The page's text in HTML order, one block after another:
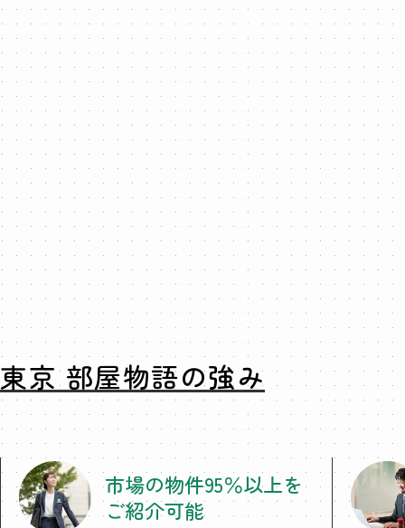
東京 部屋物語の強み
市場の物件95％以上を
ご紹介可能